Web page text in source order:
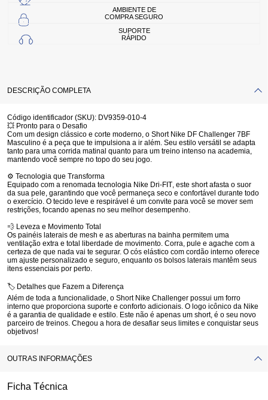
AMBIENTE DE
COMPRA SEGURO
SUPORTE
RÁPIDO
DESCRIÇÃO COMPLETA
Código identificador (SKU): DV9359-010-4
💥 Pronto para o Desafio
Com um design clássico e corte moderno, o Short Nike DF Challenger 7BF
Masculino é a peça que te impulsiona a ir além. Seu estilo versátil se adapta
tanto para uma corrida matinal quanto para um treino intenso na academia,
mantendo você sempre no topo do seu jogo.
⚙️ Tecnologia que Transforma
Equipado com a renomada tecnologia Nike Dri-FIT, este short afasta o suor
da sua pele, garantindo que você permaneça seco e confortável durante todo
o exercício. O tecido leve e respirável é um convite para você se mover sem
restrições, focando apenas no seu melhor desempenho.
💨 Leveza e Movimento Total
Os painéis laterais de mesh e as aberturas na bainha permitem uma
ventilação extra e total liberdade de movimento. Corra, pule e agache com a
certeza de que nada vai te segurar. O cós elástico com cordão interno oferece
um ajuste personalizado e seguro, enquanto os bolsos laterais mantêm seus
itens essenciais por perto.
🏷️ Detalhes que Fazem a Diferença
Além de toda a funcionalidade, o Short Nike Challenger possui um forro
interno que proporciona suporte e conforto adicionais. O logo icônico da Nike
é a garantia de qualidade e estilo. Este não é apenas um short, é o seu novo
parceiro de treinos. Chegou a hora de desafiar seus limites e conquistar seus
objetivos!
OUTRAS INFORMAÇÕES
Ficha Técnica